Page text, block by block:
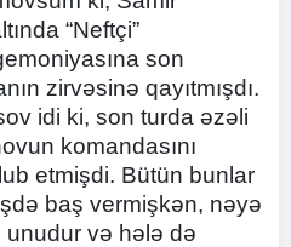
“Neftçi”
son
zirvəsinə qayıtmışdı.
idi ki, son turda əzəli
komandasını
etmişdi. Bütün bunlar
baş vermişkən, nəyə
unudur və hələ də